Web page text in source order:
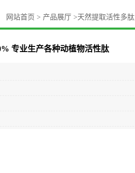
网站首页 > 产品展厅 >天然提取活性多肽
专业生产各种动植物活性肽